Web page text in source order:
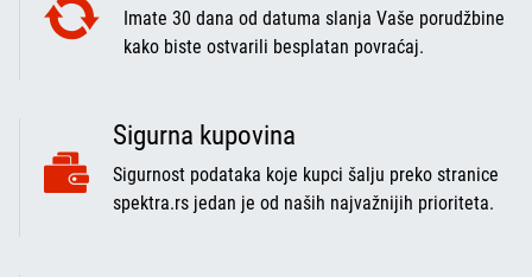
Imate 30 dana od datuma slanja Vaše porudžbine
kako biste ostvarili besplatan povraćaj.
Sigurna kupovina
Sigurnost podataka koje kupci šalju preko stranice
spektra.rs jedan je od naših najvažnijih prioriteta.